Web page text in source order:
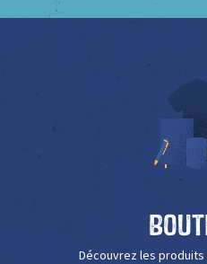
Découvrez les produits